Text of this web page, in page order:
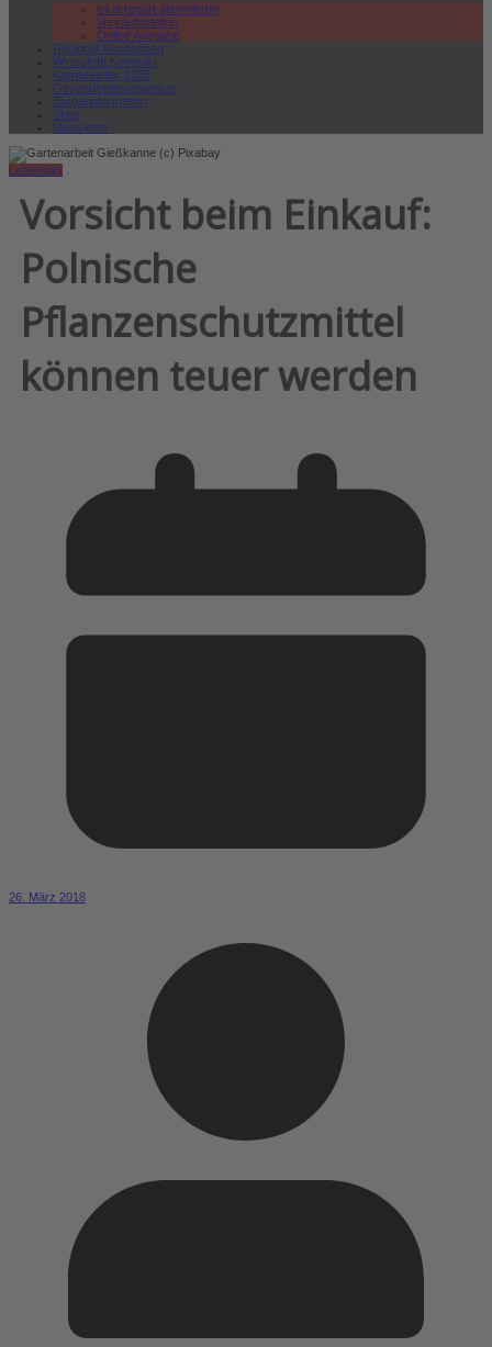
lokal.report abonnieren
Verkaufsstellen
Online Ausgabe
Regional Rundschau
Wirtschaft.Kompakt
Karriereleiter 2026
Gesundheitswegweiser
Bürgerinformation
Shop
Newsletter
Lebensart
Vorsicht beim Einkauf:
Polnische
Pflanzenschutzmittel
können teuer werden
26. März 2018